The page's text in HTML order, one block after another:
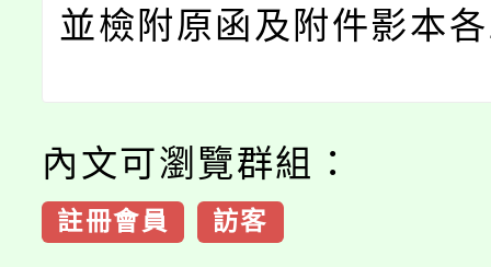
並檢附原函及附件影本
內文可瀏覽群組：
註冊會員 訪客